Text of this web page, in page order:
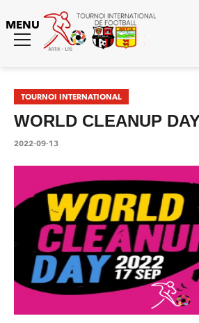
MENU
Toggle
TOURNOI INTERNATIONAL
WORLD CLEANUP
2022-09-13